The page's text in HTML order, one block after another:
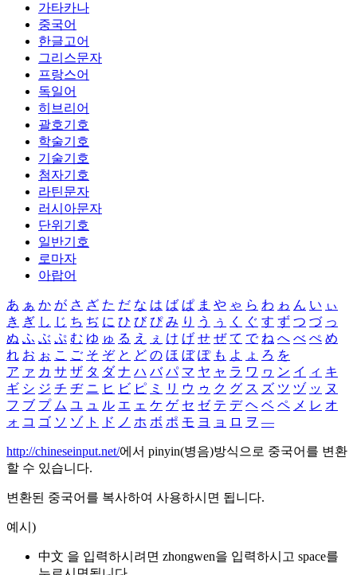
가타카나
중국어
한글고어
그리스문자
프랑스어
독일어
히브리어
괄호기호
학술기호
기술기호
첨자기호
라틴문자
러시아문자
단위기호
일반기호
로마자
아랍어
あ ぁ か が さ ざ た だ な は ば ぱ ま や ゃ ら わ ゎ ん い ぃ
き ぎ し じ ち ぢ に ひ び ぴ み り う ぅ く ぐ す ず つ づ っ
ぬ ふ ぶ ぷ む ゆ ゅ る え ぇ け げ せ ぜ て で ね へ べ ぺ め
れ お ぉ こ ご そ ぞ と ど の ほ ぼ ぽ も よ ょ ろ を
ア ァ カ サ ザ タ ダ ナ ハ バ パ マ ヤ ャ ラ ワ ヮ ン イ ィ キ
ギ シ ジ チ ヂ ニ ヒ ビ ピ ミ リ ウ ゥ ク グ ス ズ ツ ヅ ッ ヌ
フ ブ プ ム ユ ュ ル エ ェ ケ ゲ セ ゼ テ デ ヘ ベ ペ メ レ オ
ォ コ ゴ ソ ゾ ト ド ノ ホ ボ ポ モ ヨ ョ ロ ヲ ―
http://chineseinput.net/에서 pinyin(병음)방식으로 중국어를 변환
할 수 있습니다.
변환된 중국어를 복사하여 사용하시면 됩니다.
예시)
中文 을 입력하시려면 zhongwen을 입력하시고 space를